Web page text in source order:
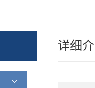
详细